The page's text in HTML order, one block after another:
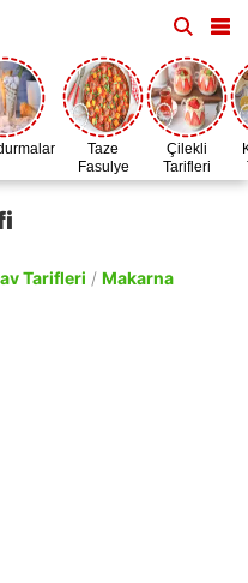
Taze
Fasulye
Zamanı
Çilekli
Tarifleri
Tarifleri / Makarna